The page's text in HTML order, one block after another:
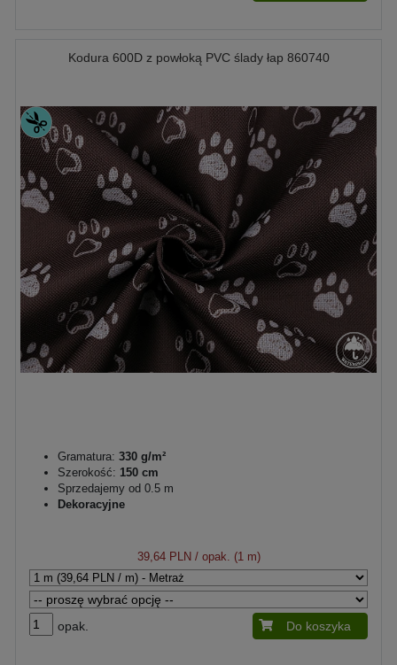
Kodura 600D z powłoką PVC ślady łap 860740
Gramatura: 330 g/m²
Szerokość: 150 cm
Sprzedajemy od 0.5 m
Dekoracyjne
39,64 PLN / opak. (1 m)
opak. Do koszyka